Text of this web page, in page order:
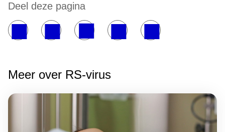
Deel deze pagina
Meer over RS-virus